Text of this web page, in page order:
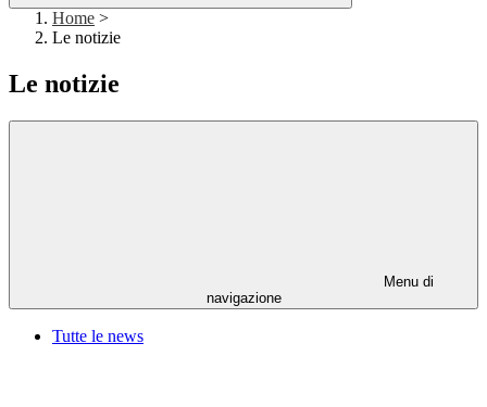
Home >
Le notizie
Le notizie
Menu di
navigazione
Tutte le news